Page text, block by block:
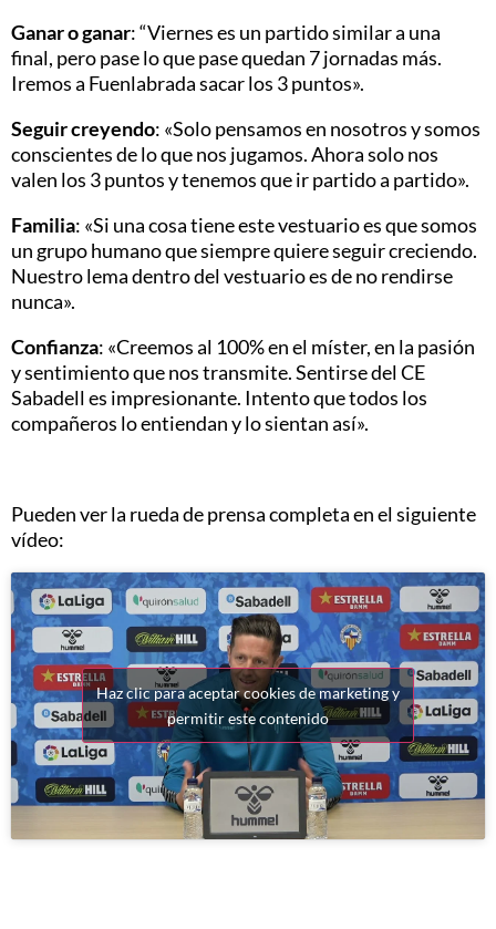
Ganar o ganar: “Viernes es un partido similar a una
final, pero pase lo que pase quedan 7 jornadas más.
Iremos a Fuenlabrada sacar los 3 puntos».
Seguir creyendo: «Solo pensamos en nosotros y somos
conscientes de lo que nos jugamos. Ahora solo nos
valen los 3 puntos y tenemos que ir partido a partido».
Familia: «Si una cosa tiene este vestuario es que somos
un grupo humano que siempre quiere seguir creciendo.
Nuestro lema dentro del vestuario es de no rendirse
nunca».
Confianza: «Creemos al 100% en el míster, en la pasión
y sentimiento que nos transmite. Sentirse del CE
Sabadell es impresionante. Intento que todos los
compañeros lo entiendan y lo sientan así».
Pueden ver la rueda de prensa completa en el siguiente
vídeo:
Haz clic para aceptar cookies de marketing y
permitir este contenido